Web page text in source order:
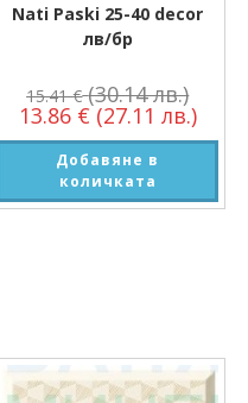
Nati Paski 25-40 decor
лв/бр
15.41€ (30.14 лв.)
13.86 € (27.11 лв.)
Добавяне в
количката